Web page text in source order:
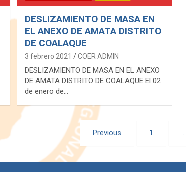
DESLIZAMIENTO DE MASA EN
EL ANEXO DE AMATA DISTRITO
DE COALAQUE
3 febrero 2021 COER ADMIN
DESLIZAMIENTO DE MASA EN EL ANEXO
DE AMATA DISTRITO DE COALAQUE El 02
de enero de…
Previous 1 …